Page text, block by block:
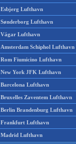
Esbjerg Lufthavn
Sønderborg Lufthavn
Vágar Lufthavn
Amsterdam Schiphol Lufthavn
Rom Fiumicino Lufthavn
New York JFK Lufthavn
Barcelona Lufthavn
Bruxelles Zaventem Lufthavn
Berlin Brandenburg Lufthavn
Frankfurt Lufthavn
Madrid Lufthavn